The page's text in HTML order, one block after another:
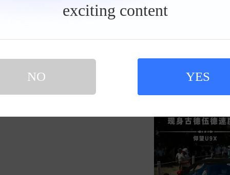
exciting content
NO YES
冬雪院子醒来团 2026-